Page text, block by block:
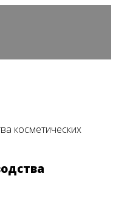
косметических